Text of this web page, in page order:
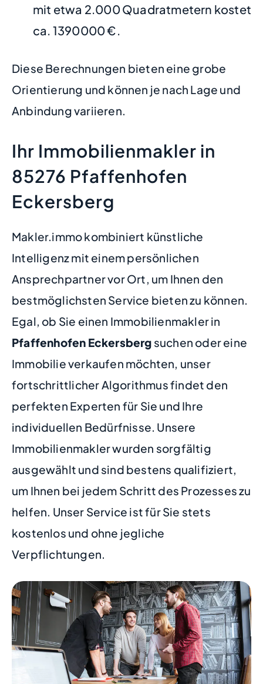
mit etwa 2.000 Quadratmetern kostet
ca. 1390000 €.
Diese Berechnungen bieten eine grobe
Orientierung und können je nach Lage und
Anbindung variieren.
Ihr Immobilienmakler in
85276 Pfaffenhofen
Eckersberg
Makler.immo kombiniert künstliche
Intelligenz mit einem persönlichen
Ansprechpartner vor Ort, um Ihnen den
bestmöglichsten Service bieten zu können.
Egal, ob Sie einen Immobilienmakler in
Pfaffenhofen Eckersberg suchen oder eine
Immobilie verkaufen möchten, unser
fortschrittlicher Algorithmus findet den
perfekten Experten für Sie und Ihre
individuellen Bedürfnisse. Unsere
Immobilienmakler wurden sorgfältig
ausgewählt und sind bestens qualifiziert,
um Ihnen bei jedem Schritt des Prozesses zu
helfen. Unser Service ist für Sie stets
kostenlos und ohne jegliche
Verpflichtungen.